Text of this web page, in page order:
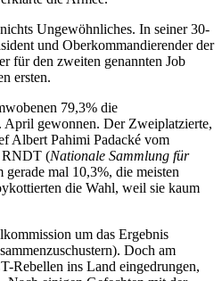
Ungewöhnliches. In seiner 30-
und Oberkommandierender der
für den zweiten genannten Job
ersten.
79,3% die
April gewonnen. Der Zweiplatzierte,
Albert Pahimi Padacké vom
RNDT (Nationale Sammlung für
gerade mal 10,3%, die meisten
die Wahl, weil sie kaum
um das Ergebnis
Doch am
Rebellen ins Land eingedrungen,